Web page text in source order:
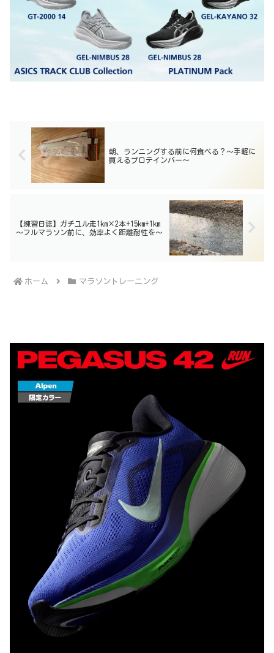
朝、ランニングする前に何食べる？〜手軽に
買えるプロテインバー〜
【練習日誌】ガチユル走1km×2本+15km+1km
〜フルマラソン前に、効率よく距離耐性を〜
ホーム マラソントレーニング